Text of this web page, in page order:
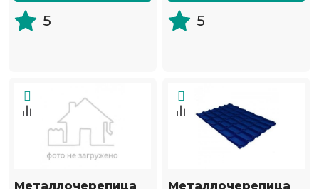
5 5
Металлочерепица
Металлочерепица